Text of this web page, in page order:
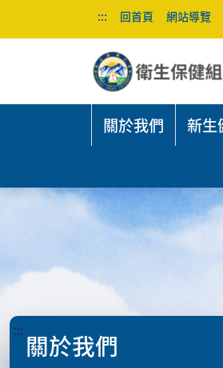
::: 回首頁 網站導覽
關於我們 新生
::: 關於我們